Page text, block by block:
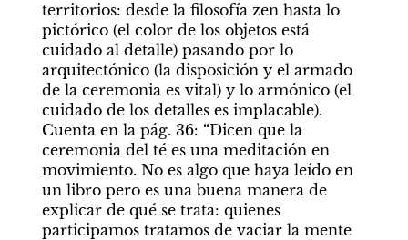
territorios: desde la filosofía zen hasta lo
pictórico (el color de los objetos está
cuidado al detalle) pasando por lo
arquitectónico (la disposición y el armado
de la ceremonia es vital) y lo armónico (el
cuidado de los detalles es implacable).
Cuenta en la pág. 36: “Dicen que la
ceremonia del té es una meditación en
movimiento. No es algo que haya leído en
un libro pero es una buena manera de
explicar de qué se trata: quienes
participamos tratamos de vaciar la mente